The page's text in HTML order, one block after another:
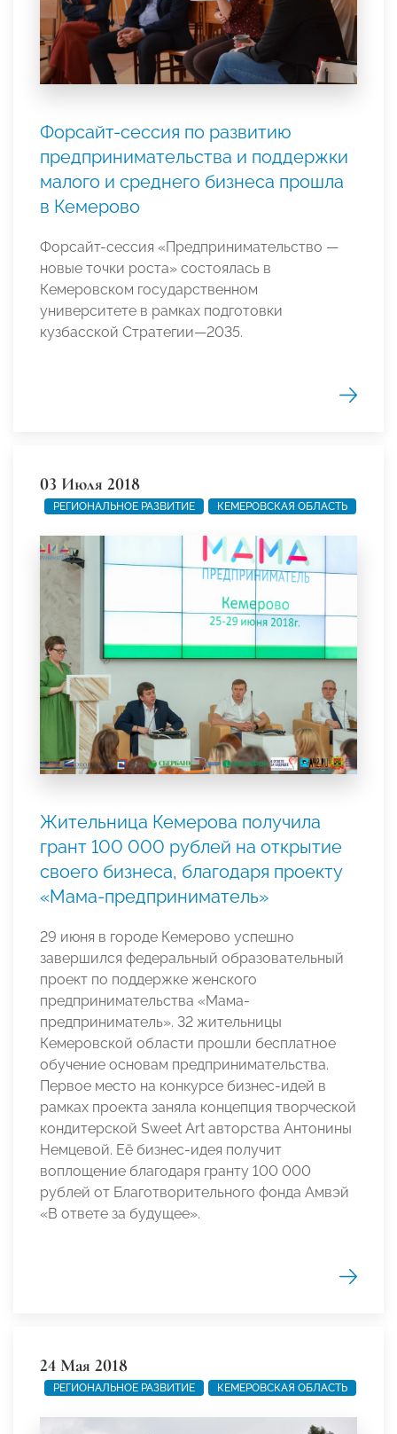
Форсайт-сессия по развитию
предпринимательства и поддержки
малого и среднего бизнеса прошла
в Кемерово
Форсайт-сессия «Предпринимательство —
новые точки роста» состоялась в
Кемеровском государственном
университете в рамках подготовки
кузбасской Стратегии—2035.
03 Июля 2018
РЕГИОНАЛЬНОЕ РАЗВИТИЕ КЕМЕРОВСКАЯ ОБЛАСТЬ
Жительница Кемерова получила
грант 100 000 рублей на открытие
своего бизнеса, благодаря проекту
«Мама-предприниматель»
29 июня в городе Кемерово успешно
завершился федеральный образовательный
проект по поддержке женского
предпринимательства «Мама-
предприниматель». 32 жительницы
Кемеровской области прошли бесплатное
обучение основам предпринимательства.
Первое место на конкурсе бизнес-идей в
рамках проекта заняла концепция творческой
кондитерской Sweet Art авторства Антонины
Немцевой. Её бизнес-идея получит
воплощение благодаря гранту 100 000
рублей от Благотворительного фонда Амвэй
«В ответе за будущее».
24 Мая 2018
РЕГИОНАЛЬНОЕ РАЗВИТИЕ КЕМЕРОВСКАЯ ОБЛАСТЬ